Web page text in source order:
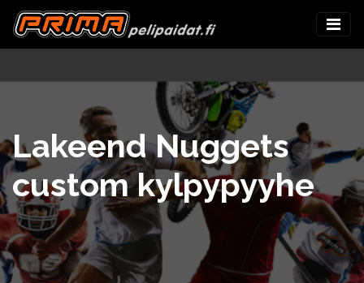
Lakeend Nuggets
custom kylpypyyhe